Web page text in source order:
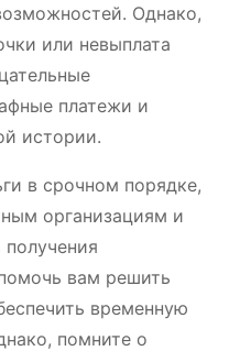
Однако,
или невыплата
платежи и
истории.
в срочном порядке,
организациям и
вам решить
временную
помните о